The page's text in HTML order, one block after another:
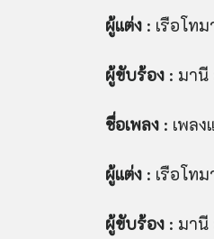
ผู้แต่ง : เรือโท
ผู้ขับร้อง : มา
ชื่อเพลง : เพล
ผู้แต่ง : เรือโท
ผู้ขับร้อง : มา